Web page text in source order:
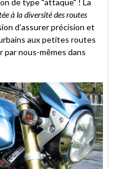
de type "attaque" ! La
à la diversité des routes
d’assurer précision et
aux petites routes
par nous-mêmes dans